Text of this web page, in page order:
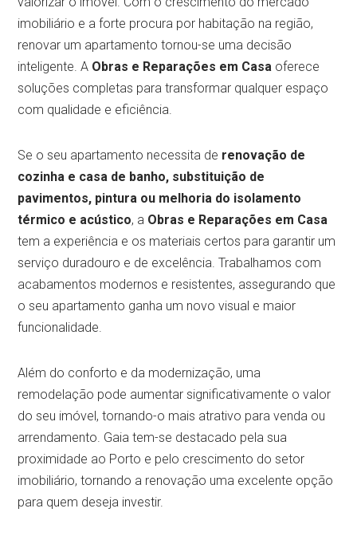
imobiliário e a forte procura por habitação na região,
renovar um apartamento tornou-se uma decisão
inteligente. A Obras e Reparações em Casa oferece
soluções completas para transformar qualquer espaço
com qualidade e eficiência.
Se o seu apartamento necessita de renovação de
cozinha e casa de banho, substituição de
pavimentos, pintura ou melhoria do isolamento
térmico e acústico, a Obras e Reparações em Casa
tem a experiência e os materiais certos para garantir um
serviço duradouro e de excelência. Trabalhamos com
acabamentos modernos e resistentes, assegurando que
o seu apartamento ganha um novo visual e maior
funcionalidade.
Além do conforto e da modernização, uma
remodelação pode aumentar significativamente o valor
do seu imóvel, tornando-o mais atrativo para venda ou
arrendamento. Gaia tem-se destacado pela sua
proximidade ao Porto e pelo crescimento do setor
imobiliário, tornando a renovação uma excelente opção
para quem deseja investir.